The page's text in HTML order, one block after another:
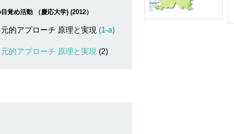
め活動 （慶応大学) (2012）
的アプローチ 原理と実現 (1-a)
的アプローチ 原理と実現 (2)